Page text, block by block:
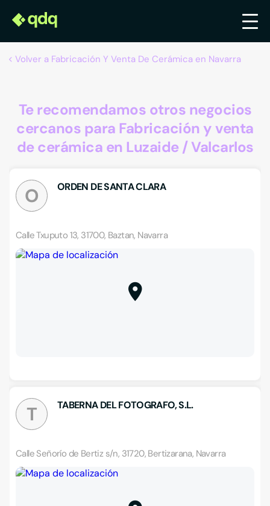
Volver a Fabricación Y Venta De Cerámica en Navarra
Te recomendamos otros negocios
cercanos para Fabricación y venta
de cerámica en Luzaide / Valcarlos
O ORDEN DE SANTA CLARA
Calle Txuputo 13, 31700, Baztan, Navarra
T TABERNA DEL FOTOGRAFO, S.L.
Calle Señorío de Bertiz s/n, 31720, Bertizarana, Navarra